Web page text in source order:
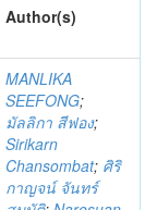
Author(s)
MANLIKA
SEEFONG;
มัลลิกา สีฟอง;
Sirikarn
Chansombat; ศิริ
กาญจน์ จันทร์